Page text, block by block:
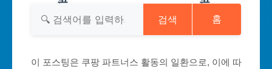
검색 홈
이 포스팅은 쿠팡 파트너스 활동의 일환으로, 이에 따